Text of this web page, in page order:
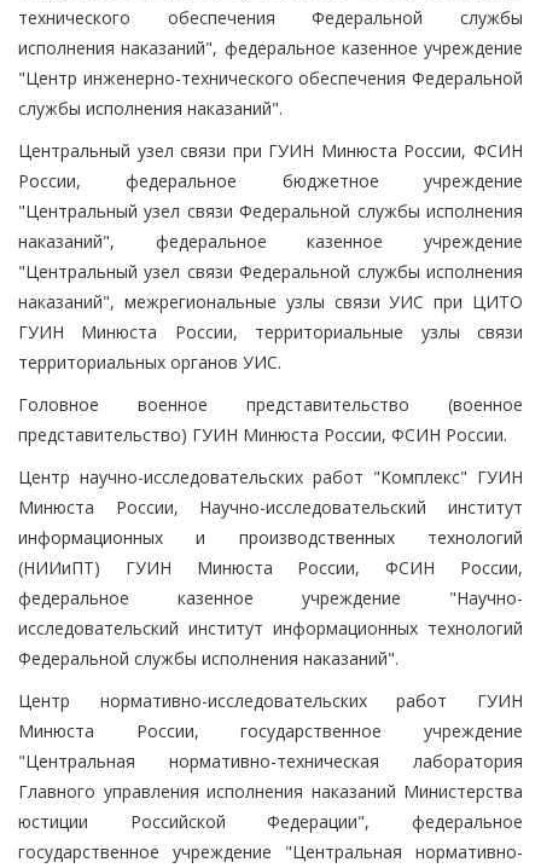
технического обеспечения Федеральной службы
исполнения наказаний", федеральное казенное учреждение
"Центр инженерно-технического обеспечения Федеральной
службы исполнения наказаний".
Центральный узел связи при ГУИН Минюста России, ФСИН
России, федеральное бюджетное учреждение
"Центральный узел связи Федеральной службы исполнения
наказаний", федеральное казенное учреждение
"Центральный узел связи Федеральной службы исполнения
наказаний", межрегиональные узлы связи УИС при ЦИТО
ГУИН Минюста России, территориальные узлы связи
территориальных органов УИС.
Головное военное представительство (военное
представительство) ГУИН Минюста России, ФСИН России.
Центр научно-исследовательских работ "Комплекс" ГУИН
Минюста России, Научно-исследовательский институт
информационных и производственных технологий
(НИИиПТ) ГУИН Минюста России, ФСИН России,
федеральное казенное учреждение "Научно-
исследовательский институт информационных технологий
Федеральной службы исполнения наказаний".
Центр нормативно-исследовательских работ ГУИН
Минюста России, государственное учреждение
"Центральная нормативно-техническая лаборатория
Главного управления исполнения наказаний Министерства
юстиции Российской Федерации", федеральное
государственное учреждение "Центральная нормативно-